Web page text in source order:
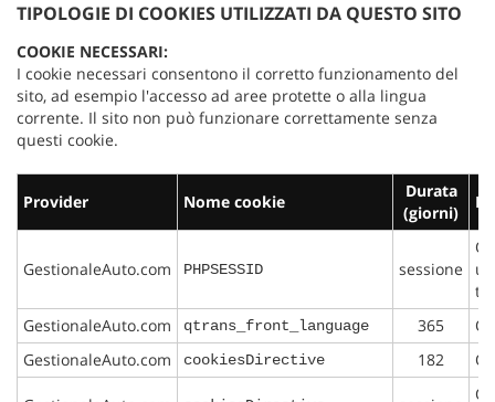
TIPOLOGIE DI COOKIES UTILIZZATI DA QUESTO SITO
COOKIE NECESSARI:
I cookie necessari consentono il corretto funzionamento del
sito, ad esempio l'accesso ad aree protette o alla lingua
corrente. Il sito non può funzionare correttamente senza
questi cookie.
Provider Nome cookie
Durata
(giorni)
GestionaleAuto.com PHPSESSID sessione
GestionaleAuto.com
qtrans_front_language 365
GestionaleAuto.com
cookiesDirective 182
policy.
Puoi
rivedere
e
modificare
le
tue
scelte
in